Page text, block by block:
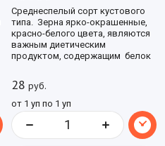
Среднеспелый сорт кустового
типа. Зерна ярко-окрашенные,
красно-белого цвета, являются
важным диетическим
продуктом, содержащим белок
28 руб.
от 1 уп по 1 уп